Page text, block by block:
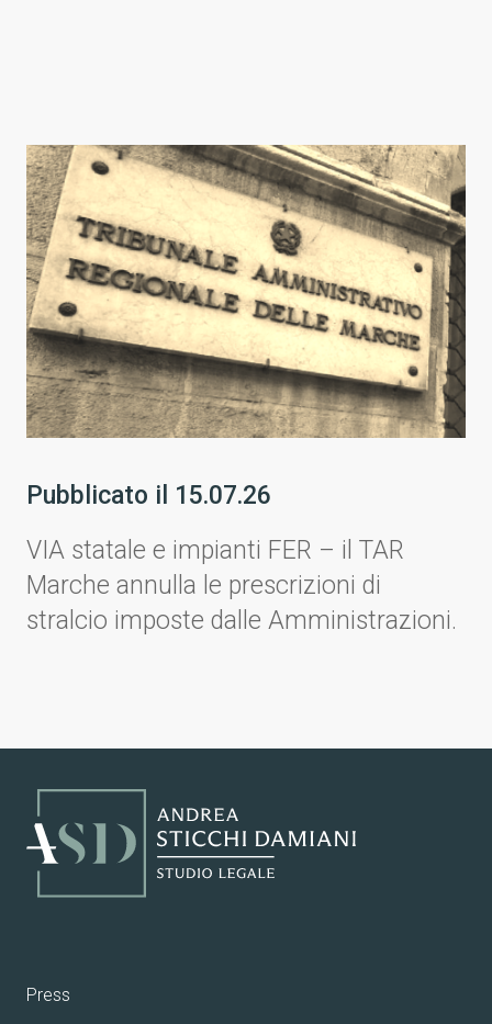
Pubblicato il 15.07.26
VIA statale e impianti FER – il TAR
Marche annulla le prescrizioni di
stralcio imposte dalle Amministrazioni.
Press